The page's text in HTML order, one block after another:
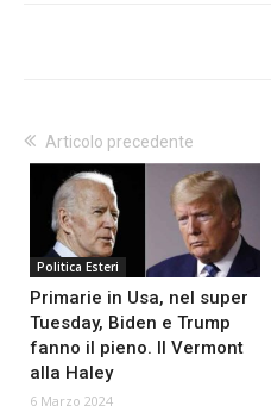
Articolo precedente
Politica Esteri
Primarie in Usa, nel super
Tuesday, Biden e Trump
fanno il pieno. Il Vermont
alla Haley
6 Marzo 2024